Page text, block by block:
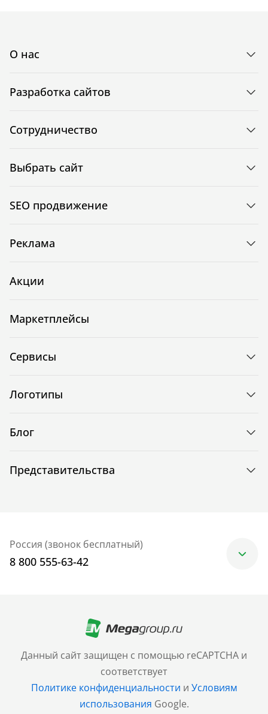
Данный сайт защищен с помощью reCAPTCHA и
соответствует
Политике конфиденциальности и Условиям
использования Google.
О нас
Разработка сайтов
Сотрудничество
Выбрать сайт
SEO продвижение
Реклама
Акции
Маркетплейсы
Сервисы
Логотипы
Блог
Представительства
Россия (звонок бесплатный)
8 800 555-63-42
+7 (499) 705-30-10
Санкт-Петербург
+7 (812) 600-77-33
Барнаул